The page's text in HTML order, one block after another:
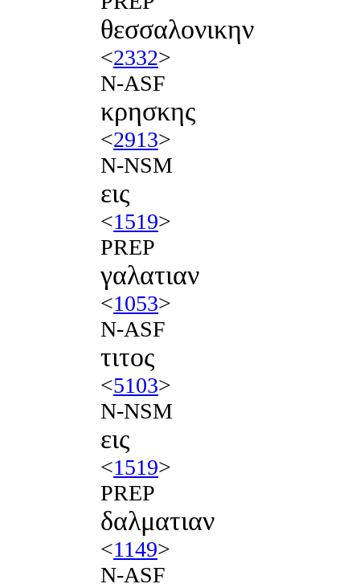
θεσσαλονικην
<2332>
N-ASF
κρησκης
<2913>
N-NSM
εις
<1519>
PREP
γαλατιαν
<1053>
N-ASF
τιτος
<5103>
N-NSM
εις
<1519>
PREP
δαλματιαν
<1149>
N-ASF